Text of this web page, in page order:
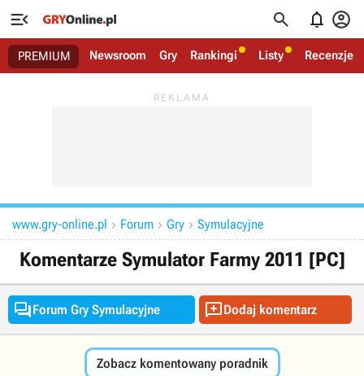
   
PREMIUM Newsroom Gry Rankingi Listy Recenzje
www.gry-online.pl  Forum  Gry  Symulacyjne
Komentarze Symulator Farmy 2011 [PC]
Forum Gry Symulacyjne Dodaj komentarz
Zobacz komentowany poradnik